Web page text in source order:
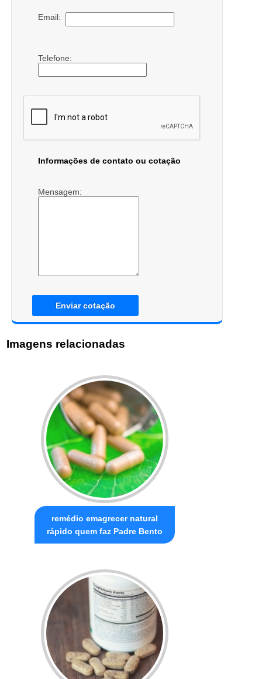
Email:
Telefone:
Informações de contato ou cotação
Mensagem:
Enviar cotação
Imagens relacionadas
remédio emagrecer natural
rápido quem faz Padre Bento